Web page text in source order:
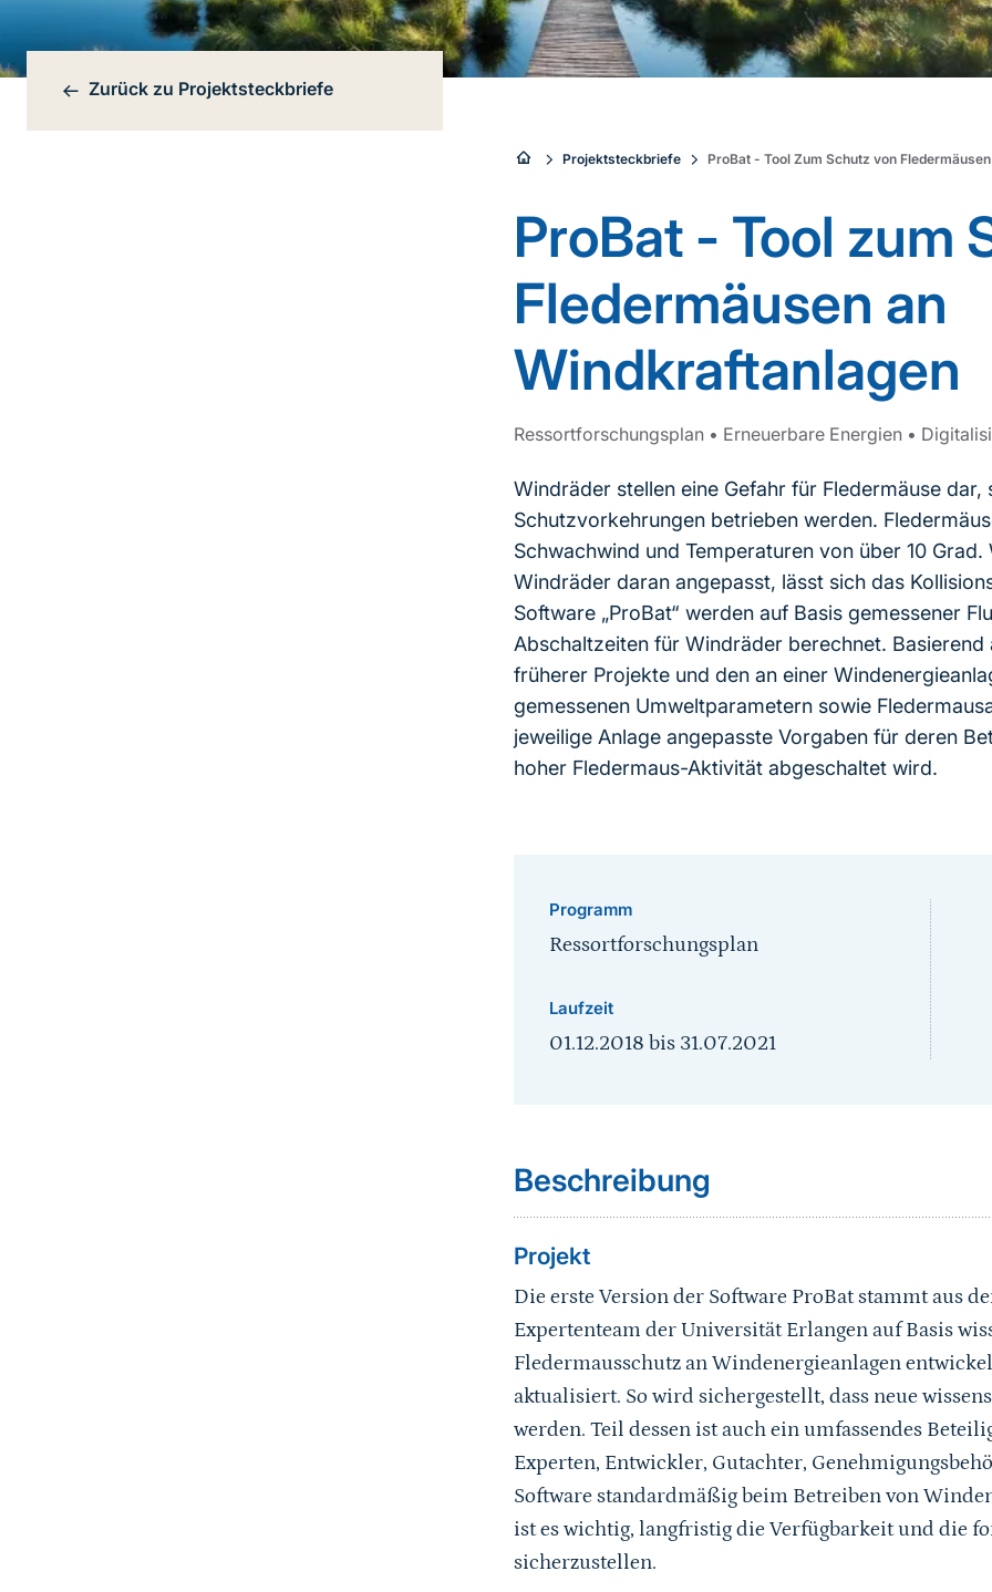
Bereichsnavigation
Zurück zu Projektsteckbriefe
Sie
sind
hier:
Projektsteckbriefe ProBat - Tool Zum Schutz von
ProBat - Tool zum
Fledermäusen an
Windkraftanlagen
Ressortforschungsplan • Erneuerbare Energien •
Windräder stellen eine Gefahr für Fledermäuse dar,
Schutzvorkehrungen betrieben werden.
Schwachwind und Temperaturen von über 10
Windräder daran angepasst, lässt sich das
Software „ProBat“ werden auf Basis gemessener
Abschaltzeiten für Windräder berechnet.
früherer Projekte und den an einer
gemessenen Umweltparametern sowie
jeweilige Anlage angepasste Vorgaben für deren
hoher Fledermaus-Aktivität abgeschaltet wird.
Programm
Ressortforschungsplan
Laufzeit
01.12.2018 bis 31.07.2021
Beschreibung
Projekt
Die erste Version der Software ProBat stammt aus
Expertenteam der Universität Erlangen auf Basis
Fledermausschutz an Windenergieanlagen
aktualisiert. So wird sichergestellt, dass neue
werden. Teil dessen ist auch ein umfassendes
Experten, Entwickler, Gutachter,
Software standardmäßig beim Betreiben von
ist es wichtig, langfristig die Verfügbarkeit und die
sicherzustellen.